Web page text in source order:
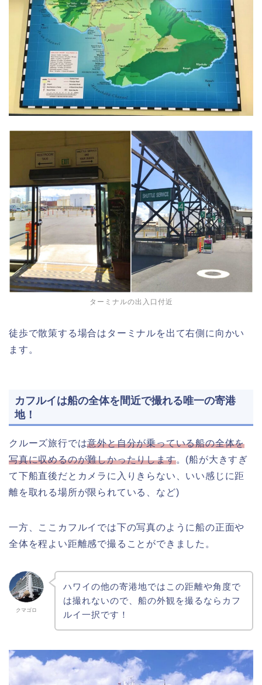
ターミナルの出入口付近
徒歩で散策する場合はターミナルを出て右側に向かい
ます。
カフルイは船の全体を間近で撮れる唯一の寄港
地！
クルーズ旅行では意外と自分が乗っている船の全体を
写真に収めるのが難しかったりします。(船が大きすぎ
て下船直後だとカメラに入りきらない、いい感じに距
離を取れる場所が限られている、など)
一方、ここカフルイでは下の写真のように船の正面や
全体を程よい距離感で撮ることができました。
クマゴロ
ハワイの他の寄港地ではこの距離や角度で
は撮れないので、船の外観を撮るならカフ
ルイ一択です！